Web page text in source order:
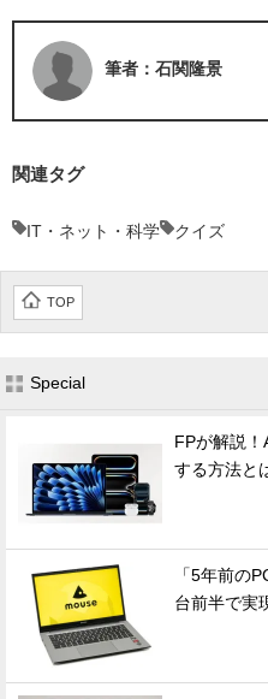
筆者：石関隆景
関連タグ
IT・ネット・科学 クイズ
TOP
Special
FPが解説
する方法と
「5年前の
台前半で実